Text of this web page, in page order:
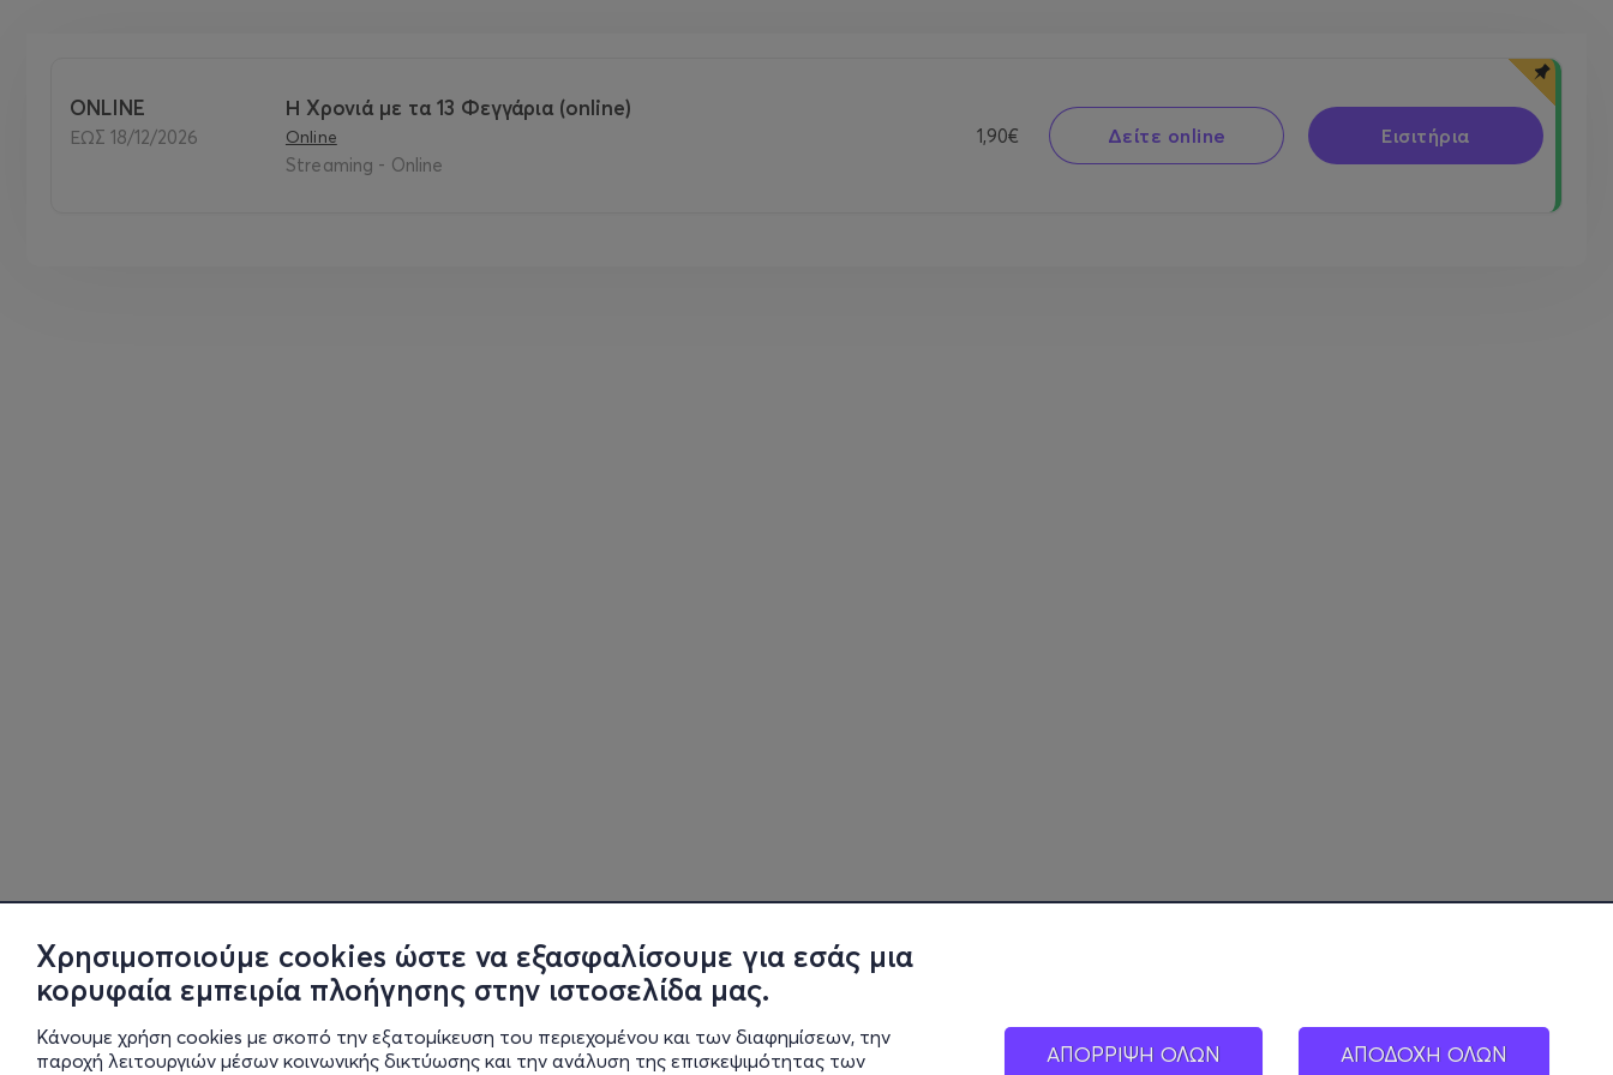
Χρησιμοποιούμε cookies ώστε να εξασφαλίσουμε για εσάς μια
κορυφαία εμπειρία πλοήγησης στην ιστοσελίδα μας.
Κάνουμε χρήση cookies με σκοπό την εξατομίκευση του περιεχομένου και των διαφημίσεων, την
παροχή λειτουργιών μέσων κοινωνικής δικτύωσης και την ανάλυση της επισκεψιμότητας των
ΑΠΟΡΡΙΨΗ ΟΛΩΝ ΑΠΟΔΟΧΗ ΟΛΩΝ
ONLINE
ΕΩΣ 18/12/2026
Η Χρονιά με τα 13 Φεγγάρια (online)
Online
Streaming - Online
1,90€ Δείτε online Εισιτήρια